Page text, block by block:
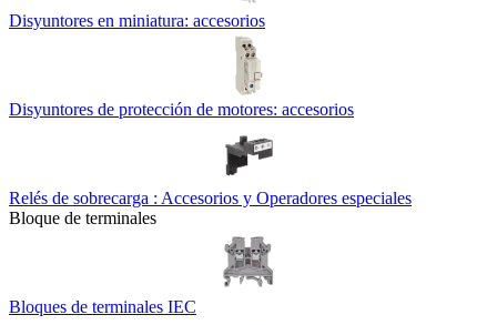
Disyuntores en miniatura: accesorios
Disyuntores de protección de motores: accesorios
Relés de sobrecarga : Accesorios y Operadores especiales
Bloque de terminales
Bloques de terminales IEC